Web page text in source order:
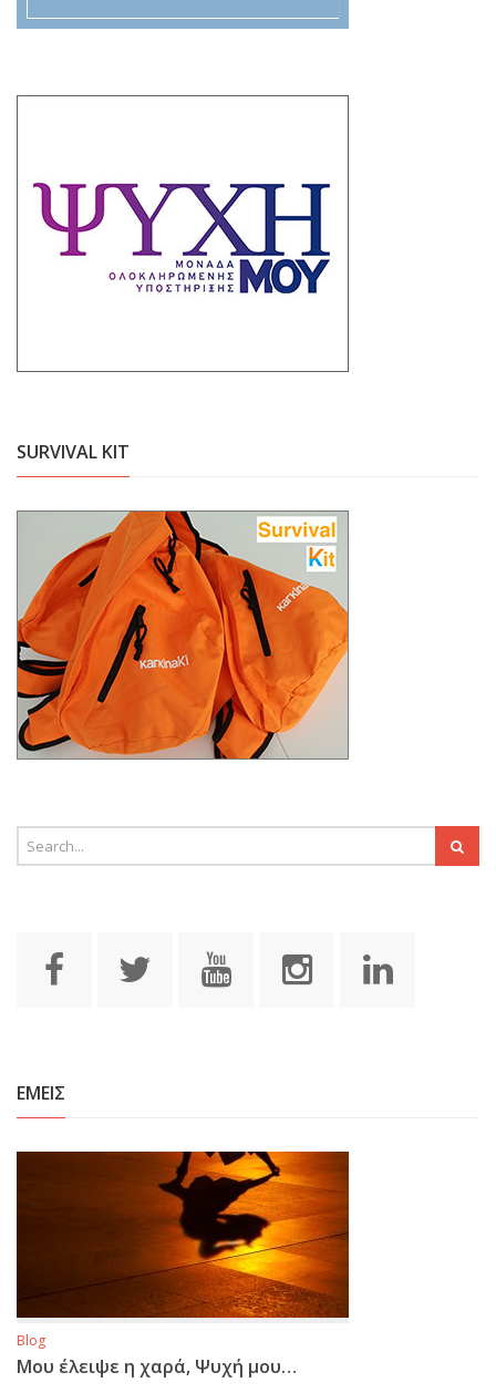
SURVIVAL KIT
ΕΜΕΙΣ
Blog
Μου έλειψε η χαρά, Ψυχή μου…